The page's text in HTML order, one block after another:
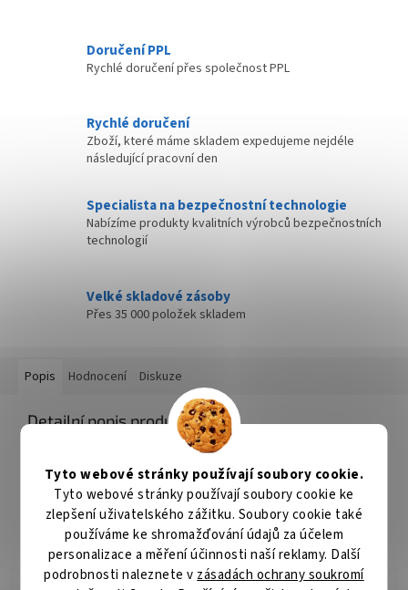
Tyto webové stránky používají soubory cookie.
Tyto webové stránky používají soubory cookie ke
zlepšení uživatelského zážitku. Soubory cookie také
používáme ke shromažďování údajů za účelem
personalizace a měření účinnosti naší reklamy. Další
podrobnosti naleznete v zásadách ochrany soukromí
Doručení PPL
Rychlé doručení přes společnost PPL
Rychlé doručení
Zboží, které máme skladem expedujeme nejdéle
následující pracovní den
Specialista na bezpečnostní technologie
Nabízíme produkty kvalitních výrobců bezpečnostních
technologií
Velké skladové zásoby
Přes 35 000 položek skladem
Popis Hodnocení Diskuze
Detailní popis produktu
Háčky Delphin BOMB! D-SHOT jsou určeny pro příznivce lovu na
přívlač s umělými nástrahami technikou Drop Shot. Háčky mají
charakteristický tvar a jsou velmi pevné. V případě kapitálního
úlovku máte jistotu, že bude pevně držet v tlamě, dokud ho
nezdoláte.